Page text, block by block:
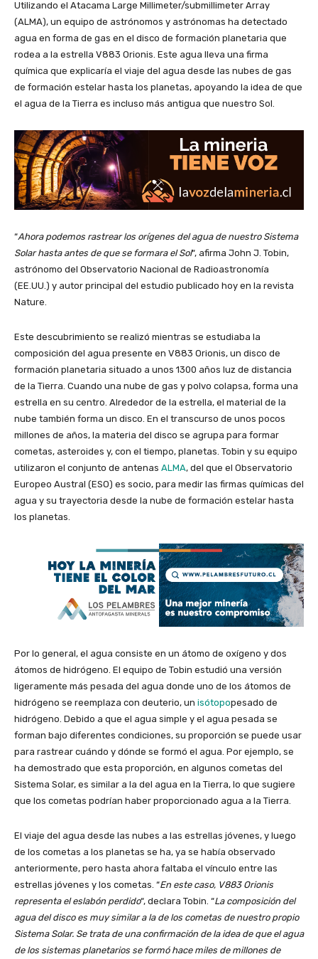
Utilizando el Atacama Large Millimeter/submillimeter Array
(ALMA), un equipo de astrónomos y astrónomas ha detectado
agua en forma de gas en el disco de formación planetaria que
rodea a la estrella V883 Orionis. Este agua lleva una firma
química que explicaría el viaje del agua desde las nubes de gas
de formación estelar hasta los planetas, apoyando la idea de que
el agua de la Tierra es incluso más antigua que nuestro Sol.
“Ahora podemos rastrear los orígenes del agua de nuestro Sistema
Solar hasta antes de que se formara el Sol“, afirma John J. Tobin,
astrónomo del Observatorio Nacional de Radioastronomía
(EE.UU.) y autor principal del estudio publicado hoy en la revista
Nature.
Este descubrimiento se realizó mientras se estudiaba la
composición del agua presente en V883 Orionis, un disco de
formación planetaria situado a unos 1300 años luz de distancia
de la Tierra. Cuando una nube de gas y polvo colapsa, forma una
estrella en su centro. Alrededor de la estrella, el material de la
nube también forma un disco. En el transcurso de unos pocos
millones de años, la materia del disco se agrupa para formar
cometas, asteroides y, con el tiempo, planetas. Tobin y su equipo
utilizaron el conjunto de antenas ALMA, del que el Observatorio
Europeo Austral (ESO) es socio, para medir las firmas químicas del
agua y su trayectoria desde la nube de formación estelar hasta
los planetas.
Por lo general, el agua consiste en un átomo de oxígeno y dos
átomos de hidrógeno. El equipo de Tobin estudió una versión
ligeramente más pesada del agua donde uno de los átomos de
hidrógeno se reemplaza con deuterio, un isótopopesado de
hidrógeno. Debido a que el agua simple y el agua pesada se
forman bajo diferentes condiciones, su proporción se puede usar
para rastrear cuándo y dónde se formó el agua. Por ejemplo, se
ha demostrado que esta proporción, en algunos cometas del
Sistema Solar, es similar a la del agua en la Tierra, lo que sugiere
que los cometas podrían haber proporcionado agua a la Tierra.
El viaje del agua desde las nubes a las estrellas jóvenes, y luego
de los cometas a los planetas se ha, ya se había observado
anteriormente, pero hasta ahora faltaba el vínculo entre las
estrellas jóvenes y los cometas. “En este caso, V883 Orionis
representa el eslabón perdido“, declara Tobin. “La composición del
agua del disco es muy similar a la de los cometas de nuestro propio
Sistema Solar. Se trata de una confirmación de la idea de que el agua
de los sistemas planetarios se formó hace miles de millones de